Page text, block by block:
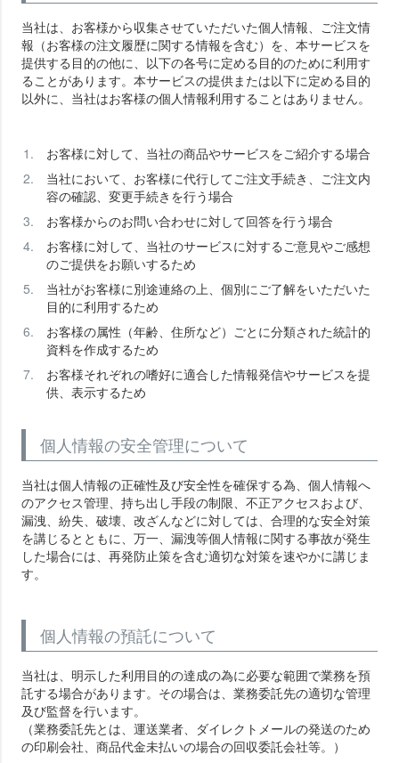
当社は、お客様から収集させていただいた個人情報、ご注文情
報（お客様の注文履歴に関する情報を含む）を、本サービスを
提供する目的の他に、以下の各号に定める目的のために利用す
ることがあります。本サービスの提供または以下に定める目的
以外に、当社はお客様の個人情報利用することはありません。
お客様に対して、当社の商品やサービスをご紹介する場合
当社において、お客様に代行してご注文手続き、ご注文内
容の確認、変更手続きを行う場合
お客様からのお問い合わせに対して回答を行う場合
お客様に対して、当社のサービスに対するご意見やご感想
のご提供をお願いするため
当社がお客様に別途連絡の上、個別にご了解をいただいた
目的に利用するため
お客様の属性（年齢、住所など）ごとに分類された統計的
資料を作成するため
お客様それぞれの嗜好に適合した情報発信やサービスを提
供、表示するため
個人情報の安全管理について
当社は個人情報の正確性及び安全性を確保する為、個人情報へ
のアクセス管理、持ち出し手段の制限、不正アクセスおよび、
漏洩、紛失、破壊、改ざんなどに対しては、合理的な安全対策
を講じるとともに、万一、漏洩等個人情報に関する事故が発生
した場合には、再発防止策を含む適切な対策を速やかに講じま
す。
個人情報の預託について
当社は、明示した利用目的の達成の為に必要な範囲で業務を預
託する場合があります。その場合は、業務委託先の適切な管理
及び監督を行います。
（業務委託先とは、運送業者、ダイレクトメールの発送のため
の印刷会社、商品代金未払いの場合の回収委託会社等。）